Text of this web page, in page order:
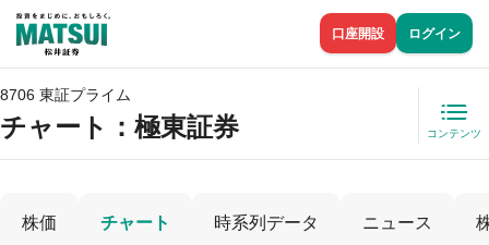
口座開設 ログイン
8706 東証プライム
チャート： 極東証券 コンテンツ
株価 チャート 時系列データ ニュース